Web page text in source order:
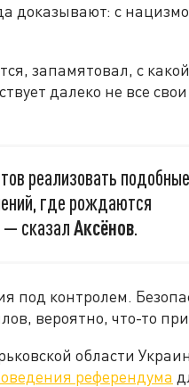
доказывают: с
запамятовал, с какой
далеко не все свои
реализовать подобные
где рождаются
— сказалАксёнов.
под контролем.
вероятно, что-то
области
референдума